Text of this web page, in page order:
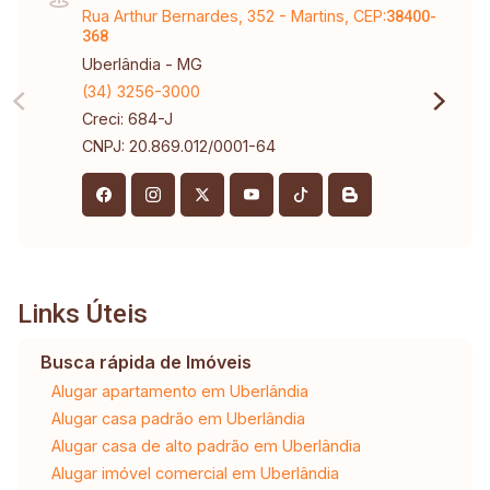
Rua Arthur Bernardes, 352 - Martins, CEP:38400-
368
Uberlândia - MG
(34) 3256-3000
Creci: 684-J
CNPJ: 20.869.012/0001-64
Links Úteis
Busca rápida de Imóveis
Alugar apartamento em Uberlândia
Alugar casa padrão em Uberlândia
Alugar casa de alto padrão em Uberlândia
Alugar imóvel comercial em Uberlândia